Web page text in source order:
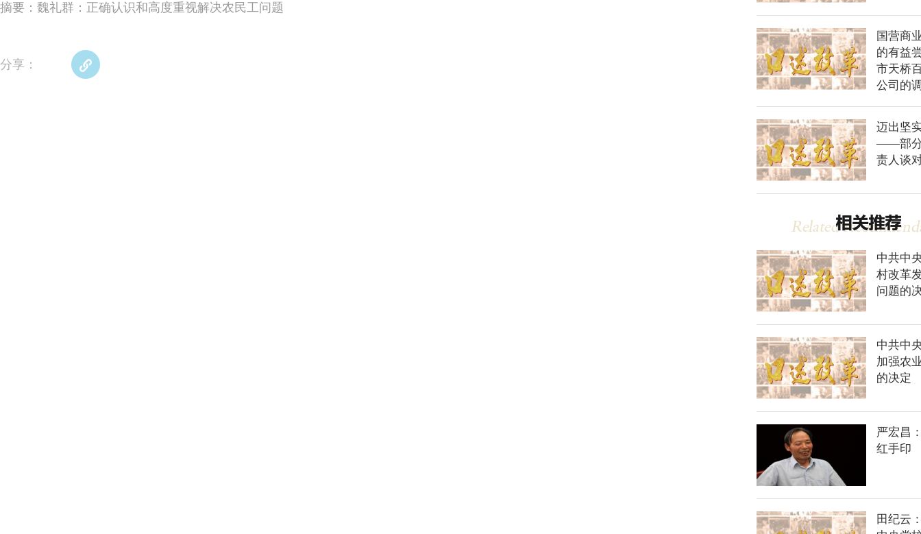
摘要：魏礼群：正确认识和高度重视解决农民工问题
分享：
国营商
的有益
市天桥
公司的
迈出坚
——部分
责人谈
中共中
村改革
问题的
中共中
加强农
的决定
严宏昌
红手印
田纪云